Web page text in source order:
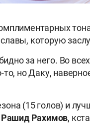
которую
за него. Во
но Даку,
(15 голов) и
Рашид Рахимов,